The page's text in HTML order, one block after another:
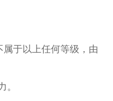
于以上任何等级，由